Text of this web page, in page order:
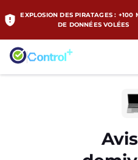
EXPLOSION DES PIRATAGES : +100
DE DONNÉES VOLÉES